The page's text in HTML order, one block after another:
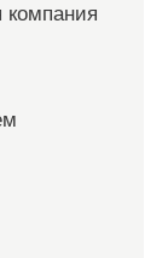
компания